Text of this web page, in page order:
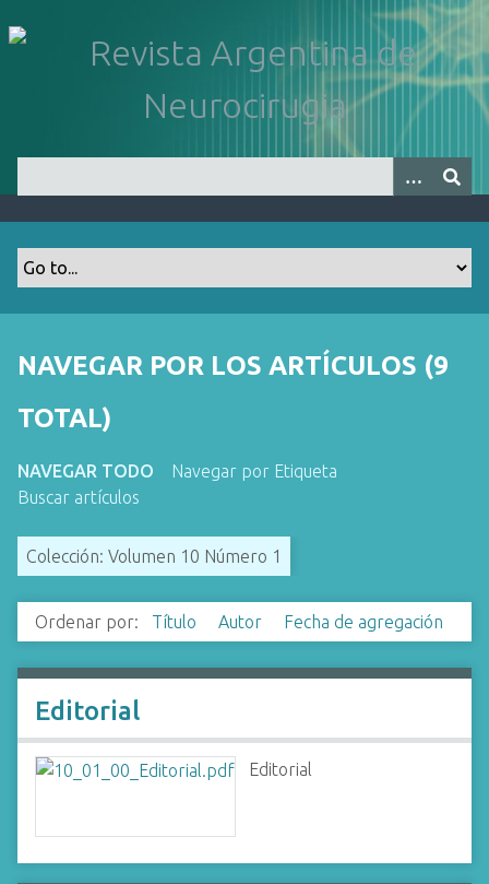
l
c
NAVEGAR POR LOS ARTÍCULOS (9
TOTAL)
NAVEGAR TODO
Navegar por Etiqueta
Buscar artículos
Colección: Volumen 10 Número 1
Ordenar por: Título Autor Fecha de agregación
Editorial
Editorial